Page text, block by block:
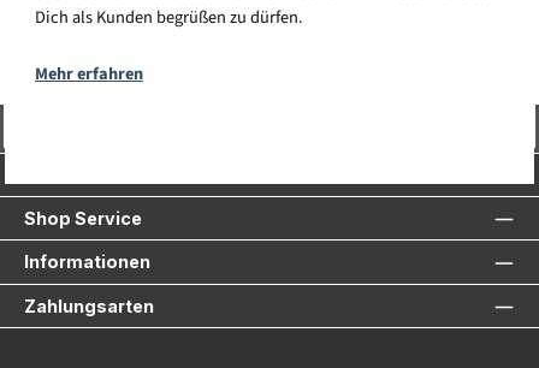
Dich als Kunden begrüßen zu dürfen.
Mehr erfahren
Shop Service
Informationen
Zahlungsarten